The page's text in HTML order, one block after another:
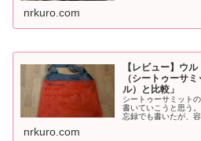
nrkuro.com
【レビュー】ウ
（シートゥーサ
ル）と比較」
シートゥーサミット
書いていこうと思う
忘録でも書いたが、
nrkuro.com